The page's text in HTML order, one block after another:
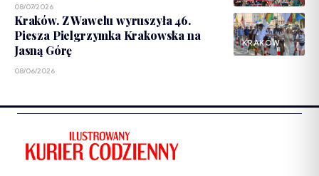
08/07/2026
KRAKÓW
Kraków. Z Wawelu wyruszyła 46.
Piesza Pielgrzymka Krakowska na
Jasną Górę
08/06/2026